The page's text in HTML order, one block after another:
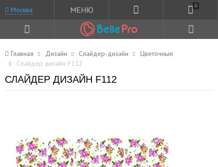
Москва МЕНЮ 0
Главная Дизайн Слайдер-дизайн
Цветочные
Слайдер дизайн F112
СЛАЙДЕР ДИЗАЙН F112